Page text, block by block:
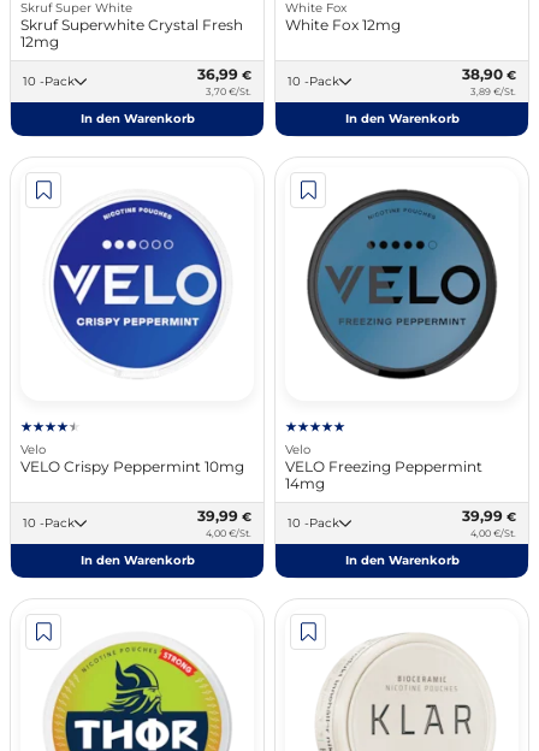
Skruf Super White
Skruf Superwhite Crystal Fresh
12mg
10 -Pack 36,99 €
3,70 €/St.
In den Warenkorb
White Fox
White Fox 12mg
10 -Pack 38,90 €
3,89 €/St.
In den Warenkorb
Velo
VELO Crispy Peppermint 10mg
10 -Pack 39,99 €
4,00 €/St.
In den Warenkorb
Velo
VELO Freezing Peppermint
14mg
10 -Pack 39,99 €
4,00 €/St.
In den Warenkorb